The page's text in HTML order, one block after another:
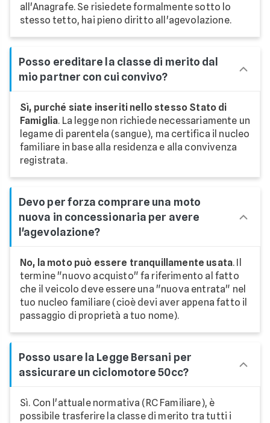
all'Anagrafe. Se risiedete formalmente sotto lo
stesso tetto, hai pieno diritto all'agevolazione.
Posso ereditare la classe di merito dal
mio partner con cui convivo?
Sì, purché siate inseriti nello stesso Stato di
Famiglia. La legge non richiede necessariamente un
legame di parentela (sangue), ma certifica il nucleo
familiare in base alla residenza e alla convivenza
registrata.
Devo per forza comprare una moto
nuova in concessionaria per avere
l'agevolazione?
No, la moto può essere tranquillamente usata. Il
termine "nuovo acquisto" fa riferimento al fatto
che il veicolo deve essere una "nuova entrata" nel
tuo nucleo familiare (cioè devi aver appena fatto il
passaggio di proprietà a tuo nome).
Posso usare la Legge Bersani per
assicurare un ciclomotore 50cc?
Sì. Con l'attuale normativa (RC Familiare), è
possibile trasferire la classe di merito tra tutti i